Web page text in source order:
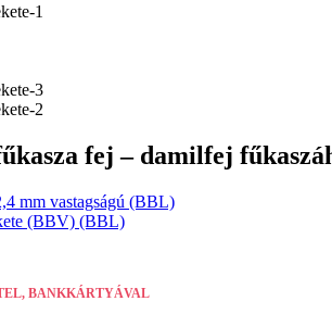
fej – damilfej
mm vastagságú (BBL)
(BBV) (BBL)
BANKKÁRTYÁVAL